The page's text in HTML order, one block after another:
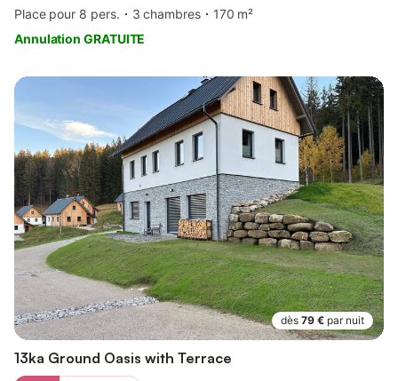
Place pour 8 pers.
3 chambres
170 m²
Annulation GRATUITE
dès 79 € par nuit
13ka Ground Oasis with Terrace